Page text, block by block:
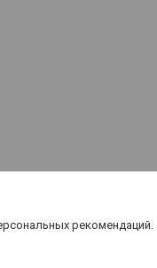
рекомендаций.